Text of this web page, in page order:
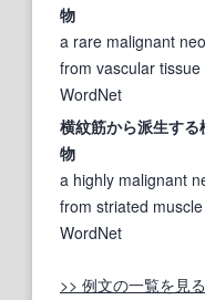
物
a rare malignant
from vascular tissue
WordNet
横紋筋から派生する
物
a highly malignant
from striated muscle
WordNet
>> 例文の一覧を見る